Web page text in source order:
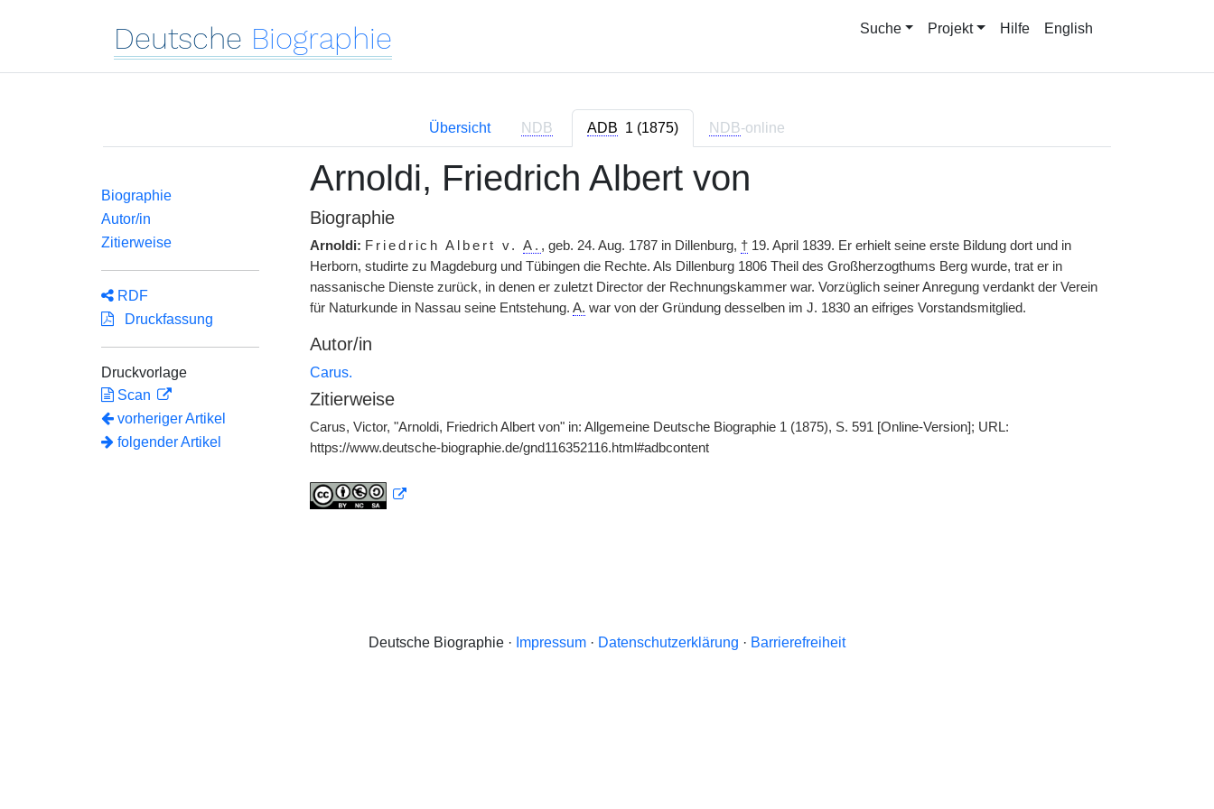
Deutsche Biographie Suche Projekt Hilfe English
Übersicht NDB ADB 1 (1875) NDB-online
Biographie
Autor/in
Zitierweise
RDF
Druckfassung
Druckvorlage
Scan
vorheriger Artikel
folgender Artikel
Arnoldi, Friedrich Albert von
Biographie
Arnoldi: Friedrich Albert v.A. , geb. 24. Aug. 1787 in Dillenburg, † 19. April 1839. Er erhielt seine erste Bildung dort und in
Herborn, studirte zu Magdeburg und Tübingen die Rechte. Als Dillenburg 1806 Theil des Großherzogthums Berg wurde, trat er in
nassanische Dienste zurück, in denen er zuletzt Director der Rechnungskammer war. Vorzüglich seiner Anregung verdankt der Verein
für Naturkunde in Nassau seine Entstehung. A. war von der Gründung desselben im J. 1830 an eifriges Vorstandsmitglied.
Autor/in
Carus.
Zitierweise
Carus, Victor, "Arnoldi, Friedrich Albert von" in: Allgemeine Deutsche Biographie 1 (1875), S. 591 [Online-Version]; URL:
https://www.deutsche-biographie.de/gnd116352116.html#adbcontent
Deutsche Biographie · Impressum · Datenschutzerklärung · Barrierefreiheit